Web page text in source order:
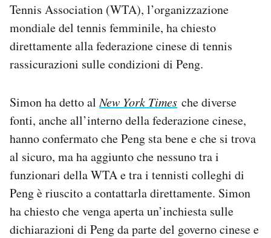
Tennis Association (WTA), l’organizzazione
mondiale del tennis femminile, ha chiesto
direttamente alla federazione cinese di tennis
rassicurazioni sulle condizioni di Peng.
Simon ha detto alNew York Times che diverse
fonti, anche all’interno della federazione cinese,
hanno confermato che Peng sta bene e che si trova
al sicuro, ma ha aggiunto che nessuno tra i
funzionari della WTA e tra i tennisti colleghi di
Peng è riuscito a contattarla direttamente. Simon
ha chiesto che venga aperta un’inchiesta sulle
dichiarazioni di Peng da parte del governo cinese e